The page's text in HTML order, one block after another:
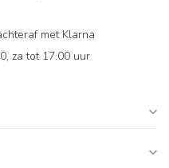
met Klarna
za tot 17.00 uur